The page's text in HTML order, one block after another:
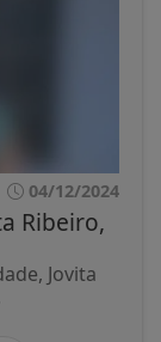
04/12/2024
Ribeiro,
Jovita